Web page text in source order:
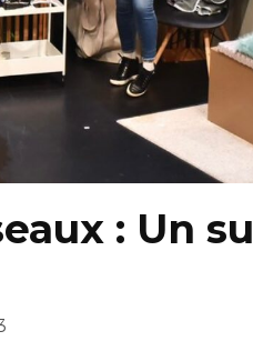
: Un